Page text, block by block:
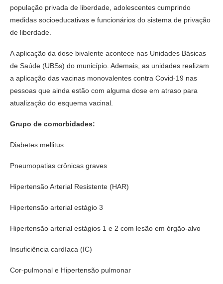
população privada de liberdade, adolescentes cumprindo
medidas socioeducativas e funcionários do sistema de privação
de liberdade.
A aplicação da dose bivalente acontece nas Unidades Básicas
de Saúde (UBSs) do município. Ademais, as unidades realizam
a aplicação das vacinas monovalentes contra Covid-19 nas
pessoas que ainda estão com alguma dose em atraso para
atualização do esquema vacinal.
Grupo de comorbidades:
Diabetes mellitus
Pneumopatias crônicas graves
Hipertensão Arterial Resistente (HAR)
Hipertensão arterial estágio 3
Hipertensão arterial estágios 1 e 2 com lesão em órgão-alvo
Insuficiência cardíaca (IC)
Cor-pulmonal e Hipertensão pulmonar